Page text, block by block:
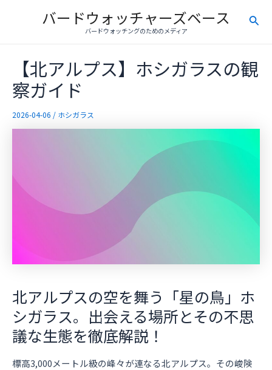
バードウォッチャーズベース
バードウォッチングのためのメディア
検
【北アルプス】ホシガラスの観
察ガイド
2026-04-06 / ホシガラス
北アルプスの空を舞う「星の鳥」ホ
シガラス。出会える場所とその不思
議な生態を徹底解説！
標高3,000メートル級の峰々が連なる北アルプス。その峻険